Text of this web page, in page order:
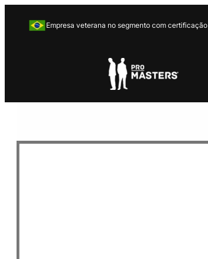
Empresa veterana no segmento com certificação